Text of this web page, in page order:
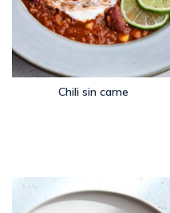
Chili sin carne